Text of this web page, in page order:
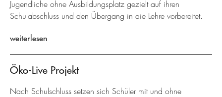
Jugendliche ohne Ausbildungsplatz gezielt auf ihren
Schulabschluss und den Übergang in die Lehre vorbereitet.
weiterlesen
Öko-Live Projekt
Nach Schulschluss setzen sich Schüler mit und ohne